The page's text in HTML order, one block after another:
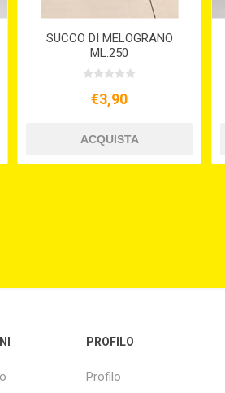
SUCCO DI MELOGRANO
ML.250
€3,90
PROFILO
Profilo